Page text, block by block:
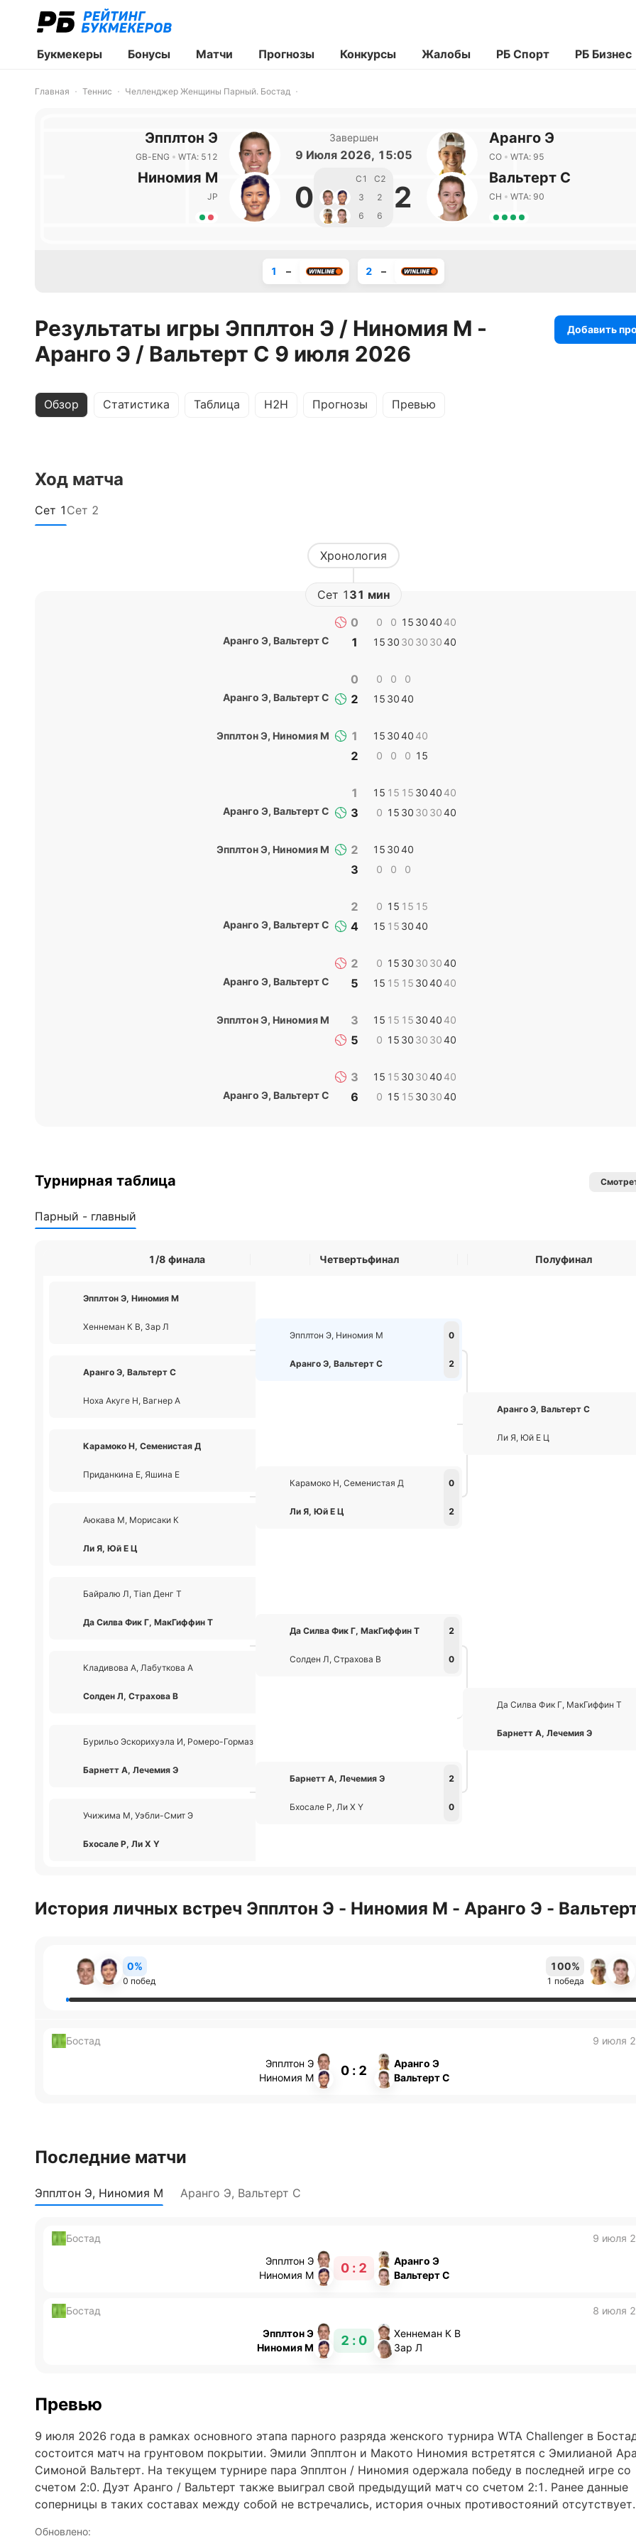
Букмекеры Бонусы Матчи Прогнозы Конкурсы Жалобы РБ Спорт РБ Бизнес
Главная Теннис Челленджер Женщины Парный. Бостад
Эпплтон Э
GB-ENG WTA: 512
Ниномия М
JP
Завершен
9 Июля 2026, 15:05
0
С1
С2
3
2
6
6
2
Аранго Э
CO WTA: 95
Вальтерт С
CH WTA: 90
1 – 2 –
Результаты игры Эпплтон Э / Ниномия М -
Аранго Э / Вальтерт С 9 июля 2026
Добавить
Обзор Статистика Таблица H2H Прогнозы Превью
Ход матча
Сет 1 Сет 2
Хронология
Сет 1 31 мин
Аранго Э, Вальтерт С
0
1
0
15
0
30
15
30
30
30
40
30
40
40
Аранго Э, Вальтерт С
0
2
0
15
0
30
0
40
Эпплтон Э, Ниномия М
1
2
15
0
30
0
40
0
40
15
Аранго Э, Вальтерт С
1
3
15
0
15
15
15
30
30
30
40
30
40
40
Эпплтон Э, Ниномия М
2
3
15
0
30
0
40
0
Аранго Э, Вальтерт С
2
4
0
15
15
15
15
30
15
40
Аранго Э, Вальтерт С
2
5
0
15
15
15
30
15
30
30
30
40
40
40
Эпплтон Э, Ниномия М
3
5
15
0
15
15
15
30
30
30
40
30
40
40
Аранго Э, Вальтерт С
3
6
15
0
15
15
30
15
30
30
40
30
40
40
Турнирная таблица
Парный - главный
1/8 финала
Эпплтон Э, Ниномия М
Хеннеман К В, Зар Л
Аранго Э, Вальтерт С 2
Ноха Акуге Н, Вагнер А
Карамоко Н, Семенистая Д
Приданкина Е, Яшина Е
Аюкава М, Морисаки К
Ли Я, Юй Е Ц
Байралю Л, Tian Денг T
Да Силва Фик Г, МакГиффин Т
Кладивова А, Лабуткова А
Солден Л, Страхова В
Бурильо Эскорихуэла И, Ромеро-Гормаз Л
Барнетт А, Лечемия Э
Учижима М, Уэбли-Смит Э
Бхосале Р, Ли Х Y
Четвертьфинал
Эпплтон Э, Ниномия М 0
Аранго Э, Вальтерт С 2
Карамоко Н, Семенистая Д 0
Ли Я, Юй Е Ц 2
Да Силва Фик Г, МакГиффин Т 2
Солден Л, Страхова В 0
Барнетт А, Лечемия Э 2
Бхосале Р, Ли Х Y 0
Полуфинал
Аранго Э, Вальтерт С
Ли Я, Юй Е Ц
Да Силва Фик Г, МакГиффин Т
Барнетт А, Лечемия Э
История личных встреч Эпплтон Э - Ниномия М - Аранго Э -
0%
0 побед
100%
1 победа
Бостад
9 июля
Эпплтон Э
Ниномия М
0 : 2
Аранго Э
Вальтерт С
Последние матчи
Эпплтон Э, Ниномия М Аранго Э, Вальтерт С
Бостад
9 июля
Эпплтон Э
Ниномия М
0 : 2
Аранго Э
Вальтерт С
Бостад
8 июля
Эпплтон Э
Ниномия М
2 : 0
Хеннеман К В
Зар Л
Превью
9 июля 2026 года в рамках основного этапа парного разряда женского турнира WTA Challenger в
состоится матч на грунтовом покрытии. Эмили Эпплтон и Макото Ниномия встретятся с Эмилианой
Симоной Вальтерт. На текущем турнире пара Эпплтон / Ниномия одержала победу в последней игре со
счетом 2:0. Дуэт Аранго / Вальтерт также выиграл свой предыдущий матч со счетом 2:1. Ранее данные
соперницы в таких составах между собой не встречались, история очных противостояний отсутствует.
Обновлено: